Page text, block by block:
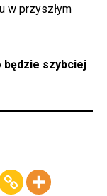
w przyszłym
będzie szybciej